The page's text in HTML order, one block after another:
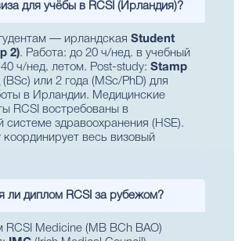
для учёбы в RCSI (Ирландия)?
— ирландская Student
2). Работа: до 20 ч/нед. в учебный
ч/нед. летом. Post-study: Stamp
или 2 года (MSc/PhD) для
в Ирландии. Медицинские
RCSI востребованы в
системе здравоохранения (HSE).
координирует весь визовый
ли диплом RCSI за рубежом?
Medicine (MB BCh BAO)